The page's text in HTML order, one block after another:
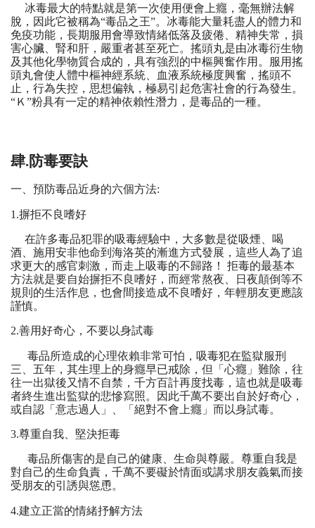
冰毒最大的特點就是第一次使用便會上癮，毫無辦法解
脫，因此它被稱為“毒品之王”。冰毒能大量耗盡人的體力和
免疫功能，長期服用會導致情緒低落及疲倦、精神失常，損
害心臟、腎和肝，嚴重者甚至死亡。搖頭丸是由冰毒衍生物
及其他化學物質合成的，具有強烈的中樞興奮作用。服用搖
頭丸會使人體中樞神經系統、血液系統極度興奮，搖頭不
止，行為失控，思想偏執，極易引起危害社會的行為發生。
“Ｋ”粉具有一定的精神依賴性潛力，是毒品的一種。
肆.防毒要訣
一、預防毒品近身的六個方法:
1.摒拒不良嗜好
在許多毒品犯罪的吸毒經驗中，大多數是從吸煙、喝
酒、施用安非他命到海洛英的漸進方式發展，這些人為了追
求更大的感官刺激，而走上吸毒的不歸路！ 拒毒的最基本
方法就是要自始摒拒不良嗜好，而經常熬夜、日夜顛倒等不
規則的生活作息，也會間接造成不良嗜好，年輕朋友更應該
謹慎。
2.善用好奇心，不要以身試毒
毒品所造成的心理依賴非常可怕，吸毒犯在監獄服刑
三、五年，其生理上的身癮早已戒除，但「心癮」難除，往
往一出獄後又情不自禁，千方百計再度找毒，這也就是吸毒
者終生進出監獄的悲慘寫照。因此千萬不要出自於好奇心，
或自認「意志過人」、「絕對不會上癮」而以身試毒。
3.尊重自我、堅決拒毒
毒品所傷害的是自己的健康、生命與尊嚴。尊重自我是
對自己的生命負責，千萬不要礙於情面或講求朋友義氣而接
受朋友的引誘與慫恿。
4.建立正當的情緒抒解方法